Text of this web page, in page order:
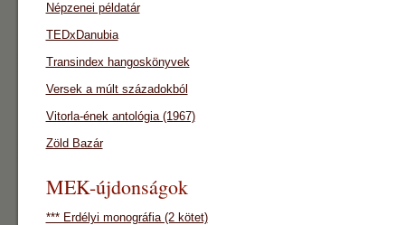
Népzenei példatár
TEDxDanubia
Transindex hangoskönyvek
Versek a múlt századokból
Vitorla-ének antológia (1967)
Zöld Bazár
MEK-újdonságok
*** Erdélyi monográfia (2 kötet)